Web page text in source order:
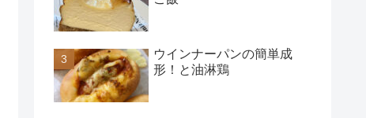
ウインナーパンの簡単成
形！と油淋鶏